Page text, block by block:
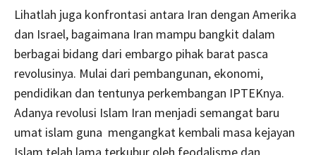
Lihatlah juga konfrontasi antara Iran dengan Amerika
dan Israel, bagaimana Iran mampu bangkit dalam
berbagai bidang dari embargo pihak barat pasca
revolusinya. Mulai dari pembangunan, ekonomi,
pendidikan dan tentunya perkembangan IPTEKnya.
Adanya revolusi Islam Iran menjadi semangat baru
umat islam guna mengangkat kembali masa kejayan